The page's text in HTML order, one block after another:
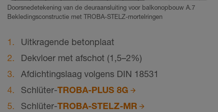
Doorsnedetekening van de deuraansluiting voor balkonopbouw A.7
Bekledingsconstructie met TROBA-STELZ-mortelringen
Uitkragende betonplaat
Dekvloer met afschot (1,5–2%)
Afdichtingslaag volgens DIN 18531
Schlüter-TROBA-PLUS 8G
Schlüter-TROBA-STELZ-MR